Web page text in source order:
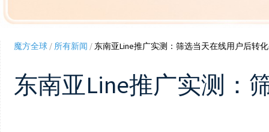
魔方全球/ 所有新闻 / 东南亚Line推广实测：筛选当天在线用户后转
东南亚Line推广实测：